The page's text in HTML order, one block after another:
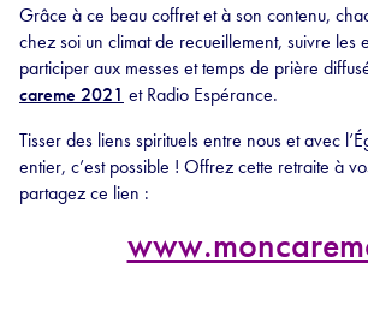
Grâce à ce beau coffret et à son contenu,
chez soi un climat de recueillement, suivre les
participer aux messes et temps de prière
careme 2021 et Radio Espérance.
Tisser des liens spirituels entre nous et avec
entier, c’est possible ! Offrez cette retraite à
partagez ce lien :